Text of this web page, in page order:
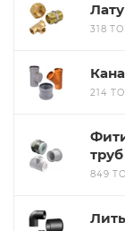
318
214
труб
849